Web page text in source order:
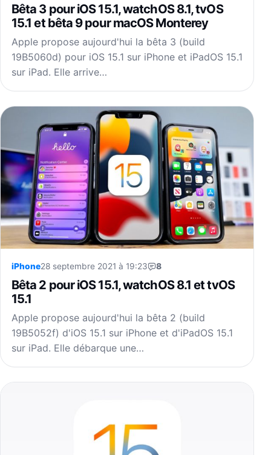
Bêta 3 pour iOS 15.1, watchOS 8.1, tvOS
15.1 et bêta 9 pour macOS Monterey
Apple propose aujourd'hui la bêta 3 (build
19B5060d) pour iOS 15.1 sur iPhone et iPadOS 15.1
sur iPad. Elle arrive…
iPhone28 septembre 2021 à 19:23 8
Bêta 2 pour iOS 15.1, watchOS 8.1 et tvOS
15.1
Apple propose aujourd'hui la bêta 2 (build
19B5052f) d'iOS 15.1 sur iPhone et d'iPadOS 15.1
sur iPad. Elle débarque une…